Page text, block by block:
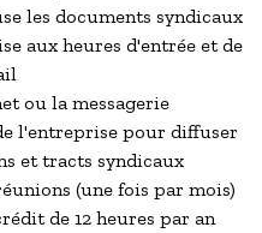
les documents syndicaux
aux heures d'entrée et de
ou la messagerie
l'entreprise pour diffuser
et tracts syndicaux
(une fois par mois)
de 12 heures par an